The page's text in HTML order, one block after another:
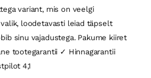
variant, mis on veelgi
loodetavasti leiad täpselt
sinu vajadustega. Pakume kiiret
tootegarantii ✓ Hinnagarantii
4,1